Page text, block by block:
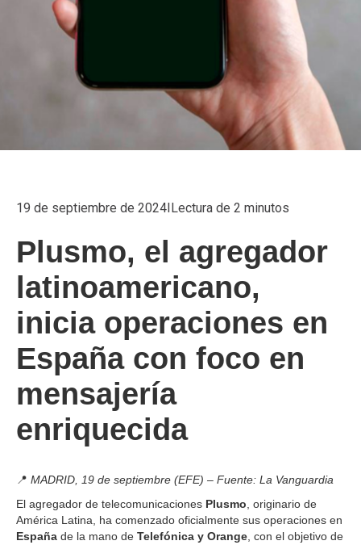
19 de septiembre de 2024ILectura de 2 minutos
Plusmo, el agregador
latinoamericano,
inicia operaciones en
España con foco en
mensajería
enriquecida
📍 MADRID, 19 de septiembre (EFE) – Fuente: La Vanguardia
El agregador de telecomunicaciones Plusmo , originario de
América Latina, ha comenzado oficialmente sus operaciones en
España de la mano de Telefónica y Orange , con el objetivo de